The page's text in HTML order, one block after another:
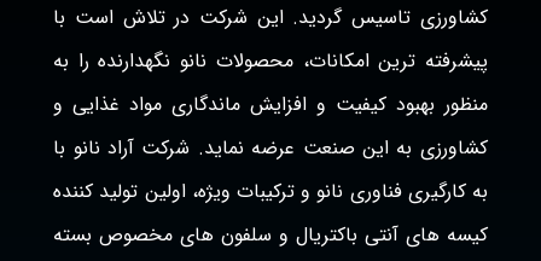
کشاورزی تاسیس گردید. این شرکت در تلاش است با
پیشرفته ترین امکانات، محصولات نانو نگهدارنده را به
منظور بهبود کیفیت و افزایش ماندگاری مواد غذایی و
کشاورزی به این صنعت عرضه نماید. شرکت آراد نانو با
به کارگیری فناوری نانو و ترکیبات ویژه، اولین تولید کننده
کیسه های آنتی باکتریال و سلفون های مخصوص بسته